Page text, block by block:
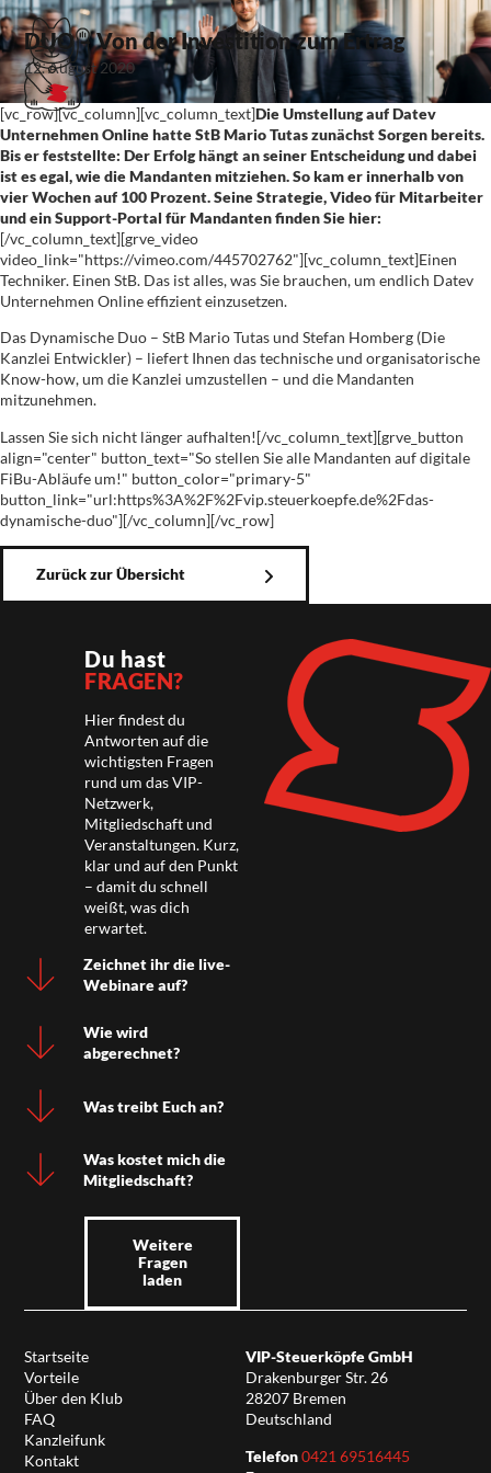
DUO – Von der Investition zum Ertrag
12. August 2020
[vc_row][vc_column][vc_column_text]Die Umstellung auf Datev
Unternehmen Online hatte StB Mario Tutas zunächst Sorgen bereits.
Bis er feststellte: Der Erfolg hängt an seiner Entscheidung und dabei
ist es egal, wie die Mandanten mitziehen. So kam er innerhalb von
vier Wochen auf 100 Prozent. Seine Strategie, Video für Mitarbeiter
und ein Support-Portal für Mandanten finden Sie hier:
[/vc_column_text][grve_video
video_link="https://vimeo.com/445702762"][vc_column_text]Einen
Techniker. Einen StB. Das ist alles, was Sie brauchen, um endlich Datev
Unternehmen Online effizient einzusetzen.
Das Dynamische Duo – StB Mario Tutas und Stefan Homberg (Die
Kanzlei Entwickler) – liefert Ihnen das technische und organisatorische
Know-how, um die Kanzlei umzustellen – und die Mandanten
mitzunehmen.
Lassen Sie sich nicht länger aufhalten![/vc_column_text][grve_button
align="center" button_text="So stellen Sie alle Mandanten auf digitale
FiBu-Abläufe um!" button_color="primary-5"
button_link="url:https%3A%2F%2Fvip.steuerkoepfe.de%2Fdas-
dynamische-duo"][/vc_column][/vc_row]
Zurück zur Übersicht
Du hast
FRAGEN?
Hier findest du
Antworten auf die
wichtigsten Fragen
rund um das VIP-
Netzwerk,
Mitgliedschaft und
Veranstaltungen. Kurz,
klar und auf den Punkt
– damit du schnell
weißt, was dich
erwartet.
Zeichnet ihr die live-
Webinare auf?
Wie wird
abgerechnet?
Was treibt Euch an?
Was kostet mich die
Mitgliedschaft?
Weitere
Fragen
laden
Startseite
Vorteile
Über den Klub
FAQ
Kanzleifunk
Kontakt
VIP-Steuerköpfe GmbH
Drakenburger Str. 26
28207 Bremen
Deutschland
Telefon0421 69516445